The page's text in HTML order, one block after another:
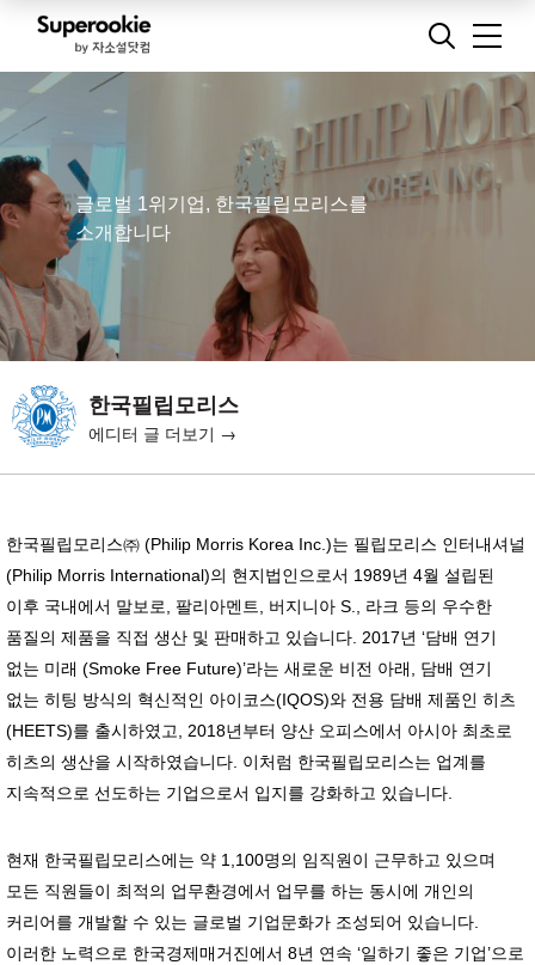
글로벌 1위기업, 한국필립모리스를
소개합니다
한국필립모리스
에디터 글 더보기 →
한국필립모리스㈜ (Philip Morris Korea Inc.)는 필립모리스 인터내셔널
(Philip Morris International)의 현지법인으로서 1989년 4월 설립된
이후 국내에서 말보로, 팔리아멘트, 버지니아 S., 라크 등의 우수한
품질의 제품을 직접 생산 및 판매하고 있습니다. 2017년 ‘담배 연기
없는 미래 (Smoke Free Future)’라는 새로운 비전 아래, 담배 연기
없는 히팅 방식의 혁신적인 아이코스(IQOS)와 전용 담배 제품인 히츠
(HEETS)를 출시하였고, 2018년부터 양산 오피스에서 아시아 최초로
히츠의 생산을 시작하였습니다. 이처럼 한국필립모리스는 업계를
지속적으로 선도하는 기업으로서 입지를 강화하고 있습니다.
현재 한국필립모리스에는 약 1,100명의 임직원이 근무하고 있으며
모든 직원들이 최적의 업무환경에서 업무를 하는 동시에 개인의
커리어를 개발할 수 있는 글로벌 기업문화가 조성되어 있습니다.
이러한 노력으로 한국경제매거진에서 8년 연속 ‘일하기 좋은 기업’으로